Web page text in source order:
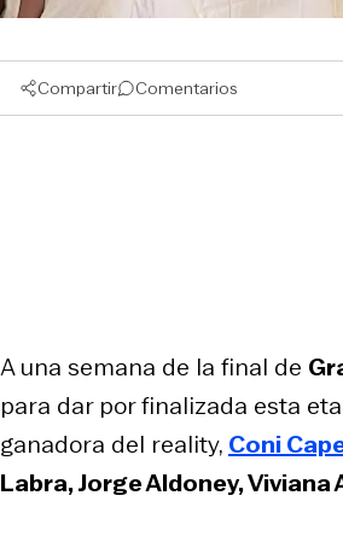
Compartir Comentarios
A una semana de la final de
para dar por finalizada esta
ganadora del reality, Coni
Labra, Jorge Aldoney,